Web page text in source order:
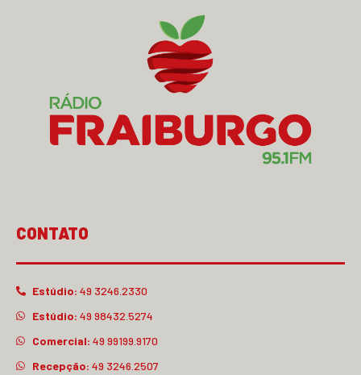
CONTATO
Estúdio: 49 3246.2330
Estúdio: 49 98432.5274
Comercial: 49 99199.9170
Recepção: 49 3246.2507